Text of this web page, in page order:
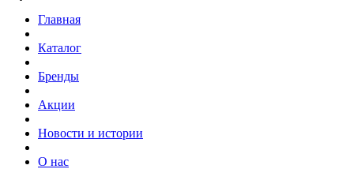
Главная
Каталог
Бренды
Акции
Новости и истории
О нас